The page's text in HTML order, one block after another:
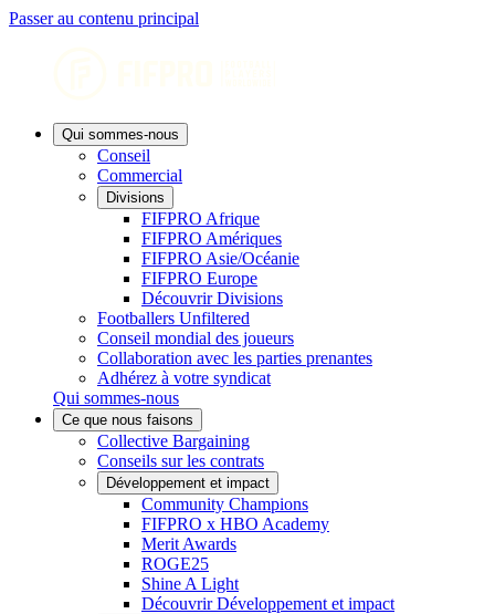
Passer au contenu principal
Qui sommes-nous
Conseil
Commercial
Divisions
FIFPRO Afrique
FIFPRO Amériques
FIFPRO Asie/Océanie
FIFPRO Europe
Découvrir Divisions
Footballers Unfiltered
Conseil mondial des joueurs
Collaboration avec les parties prenantes
Adhérez à votre syndicat
Qui sommes-nous
Ce que nous faisons
Collective Bargaining
Conseils sur les contrats
Développement et impact
Community Champions
FIFPRO x HBO Academy
Merit Awards
ROGE25
Shine A Light
Découvrir Développement et impact